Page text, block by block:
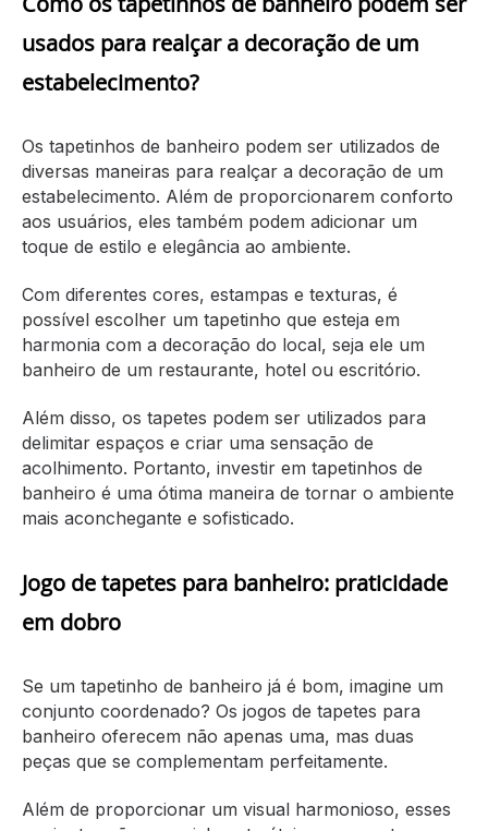
usados para realçar a decoração de um
estabelecimento?
Os tapetinhos de banheiro podem ser utilizados de
diversas maneiras para realçar a decoração de um
estabelecimento. Além de proporcionarem conforto
aos usuários, eles também podem adicionar um
toque de estilo e elegância ao ambiente.
Com diferentes cores, estampas e texturas, é
possível escolher um tapetinho que esteja em
harmonia com a decoração do local, seja ele um
banheiro de um restaurante, hotel ou escritório.
Além disso, os tapetes podem ser utilizados para
delimitar espaços e criar uma sensação de
acolhimento. Portanto, investir em tapetinhos de
banheiro é uma ótima maneira de tornar o ambiente
mais aconchegante e sofisticado.
Jogo de tapetes para banheiro: praticidade
em dobro
Se um tapetinho de banheiro já é bom, imagine um
conjunto coordenado? Os jogos de tapetes para
banheiro oferecem não apenas uma, mas duas
peças que se complementam perfeitamente.
Além de proporcionar um visual harmonioso, esses